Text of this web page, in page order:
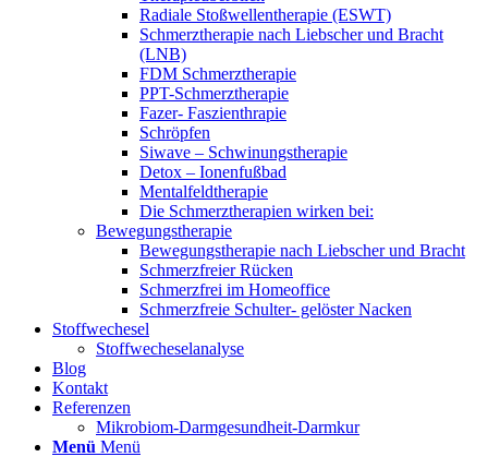
Radiale Stoßwellentherapie (ESWT)
Schmerztherapie nach Liebscher und Bracht
(LNB)
FDM Schmerztherapie
PPT-Schmerztherapie
Fazer- Faszienthrapie
Schröpfen
Siwave – Schwinungstherapie
Detox – Ionenfußbad
Mentalfeldtherapie
Die Schmerztherapien wirken bei:
Bewegungstherapie
Bewegungstherapie nach Liebscher und Bracht
Schmerzfreier Rücken
Schmerzfrei im Homeoffice
Schmerzfreie Schulter- gelöster Nacken
Stoffwechesel
Stoffwecheselanalyse
Blog
Kontakt
Referenzen
Mikrobiom-Darmgesundheit-Darmkur
Menü Menü